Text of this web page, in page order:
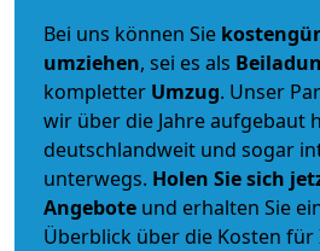
Bei uns können Sie
umziehen, sei es als
kompletter Umzug. Unser
wir über die Jahre aufgebaut
deutschlandweit und sogar
unterwegs. Holen Sie sich
Angebote und erhalten Sie
Überblick über die Kosten